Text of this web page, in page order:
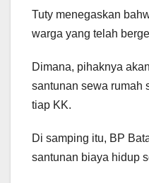
Tuty menegaskan
warga yang telah
Dimana, pihaknya
santunan sewa rumah
tiap KK.
Di samping itu, BP
santunan biaya hidup